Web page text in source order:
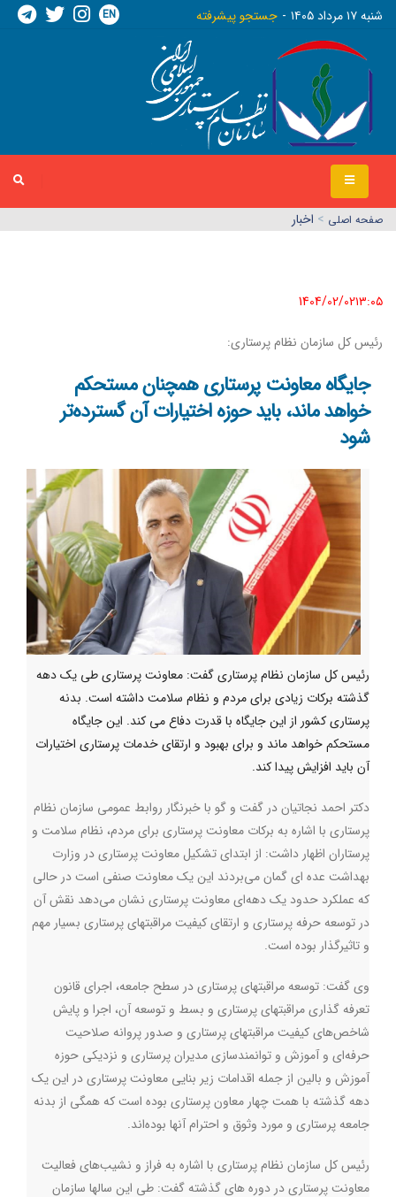
شنبه ١٧ مرداد ١٤٠٥ جستجو پیشرفته EN
صفحه اصلي > اخبار
1404/02/02١٣:٠٥
رئیس کل سازمان نظام پرستاری:
جایگاه معاونت پرستاری همچنان مستحکم
خواهد ماند، باید حوزه اختیارات آن گسترده‌تر
شود
رئیس کل سازمان نظام پرستاری گفت: معاونت پرستاری طی یک دهه
گذشته برکات زیادی برای مردم و نظام سلامت داشته است. بدنه
پرستاری کشور از این جایگاه با قدرت دفاع می کند. این جایگاه
مستحکم خواهد ماند و برای بهبود و ارتقای خدمات پرستاری اختیارات
آن باید افزایش پیدا کند.
دکتر احمد نجاتیان در گفت و گو با خبرنگار روابط عمومی سازمان نظام
پرستاری با اشاره به برکات معاونت پرستاری برای مردم، نظام سلامت و
پرستاران اظهار داشت: از ابتدای تشکیل معاونت پرستاری در وزارت
بهداشت عده ا‌ی گمان می‌بردند این یک معاونت صنفی است در حالی
که عملکرد حدود یک دهه‌ای معاونت پرستاری نشان می‌دهد نقش آن
در توسعه حرفه پرستاری و ارتقای کیفیت مراقبتهای پرستاری بسیار مهم
و تاثیرگذار بوده است.
وی گفت: توسعه مراقبتهای پرستاری در سطح جامعه، اجرای قانون
تعرفه گذاری مراقبتهای پرستاری و بسط و توسعه آن، اجرا و پایش
شاخص‌های کیفیت مراقبتهای پرستاری و صدور پروانه صلاحیت
حرفه‌ای و آموزش و توانمندسازی مدیران پرستاری و نزدیکی حوزه
آموزش و بالین از جمله اقدامات زیر بنایی معاونت پرستاری در این یک
دهه گذشته با همت چهار معاون پرستاری بوده است که همگی از بدنه
جامعه پرستاری و مورد وثوق و احترام آنها بوده‌اند.
رئیس کل سازمان نظام پرستاری با اشاره به فراز و نشیب‌های فعالیت
معاونت پرستاری در دوره های گذشته گفت: طی این سالها سازمان